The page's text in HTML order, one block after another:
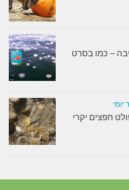
– כמו בסרט
יומי
חפצים יקרי